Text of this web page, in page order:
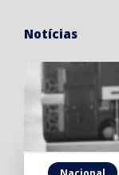
Notícias